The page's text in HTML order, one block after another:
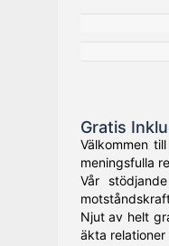
Gratis
Välkommen
meningsfulla
Vår
Njut av helt
äkta relationer